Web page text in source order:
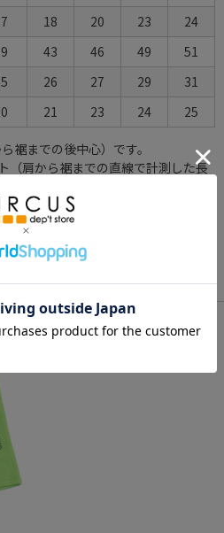
18 20 23
24
43 46 49
51
26 27 29
31
21 23 24 25
裾までの後中心）です。
（肩から裾までの直線で計測した長